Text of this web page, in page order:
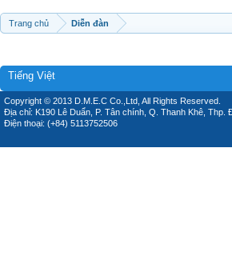
Trang chủ Diễn đàn
Tiếng Việt
Copyright © 2013 D.M.E.C Co.,Ltd, All Rights Reserved.
Địa chỉ: K190 Lê Duẩn, P. Tân chính, Q. Thanh Khê, Thp.
Điện thoại: (+84) 5113752506